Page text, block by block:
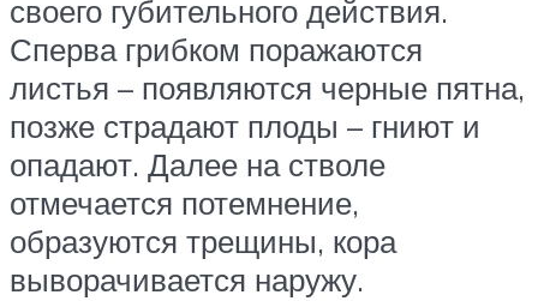
своего губительного действия.
Сперва грибком поражаются
листья – появляются черные пятна,
позже страдают плоды – гниют и
опадают. Далее на стволе
отмечается потемнение,
образуются трещины, кора
выворачивается наружу.